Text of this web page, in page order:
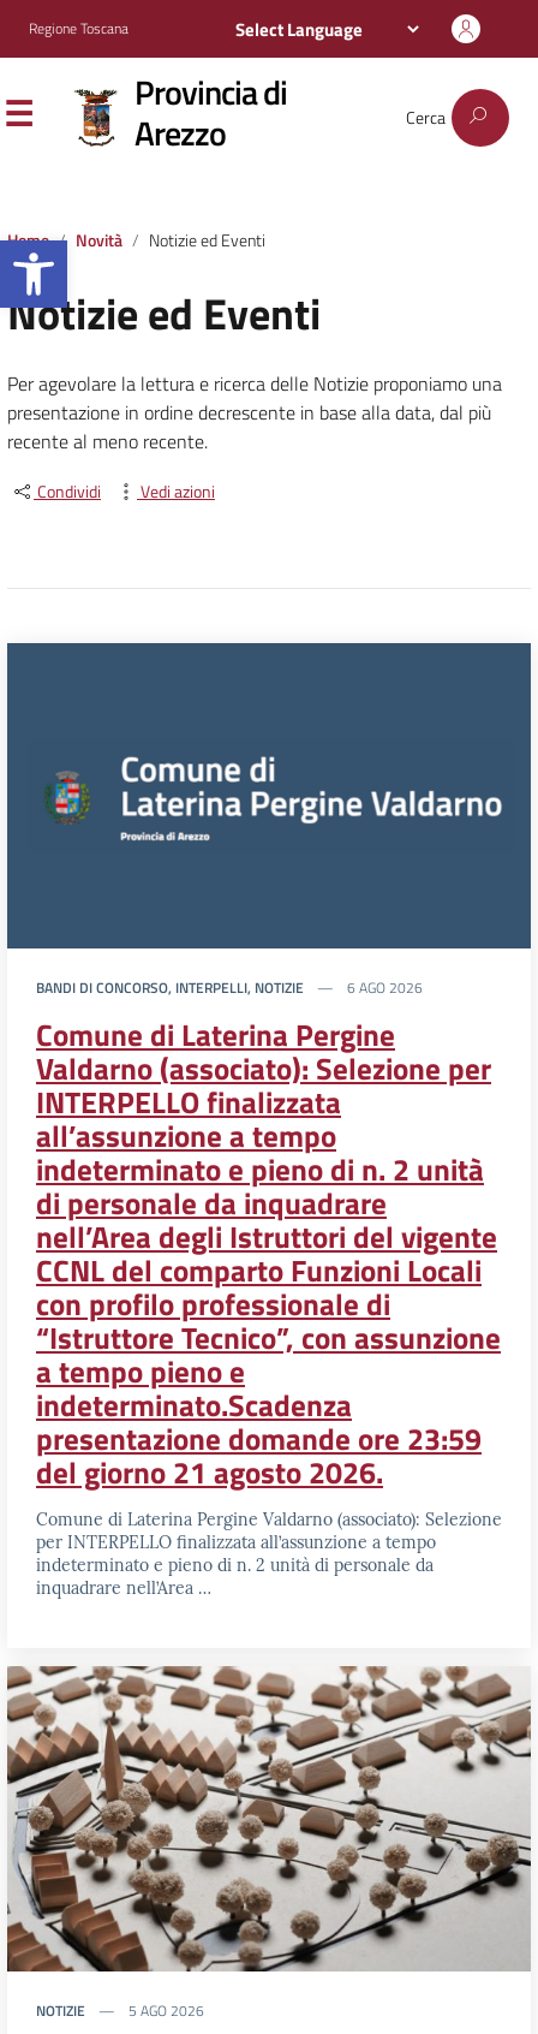
Apri la barra degli strumenti
Regione Toscana
Provincia di
Arezzo Cerca
Home Novità Notizie ed Eventi
Notizie ed Eventi
Per agevolare la lettura e ricerca delle Notizie proponiamo una
presentazione in ordine decrescente in base alla data, dal più
recente al meno recente.
Condividi Vedi azioni
BANDI DI CONCORSO, INTERPELLI, NOTIZIE 6 AGO 2026
Comune di Laterina Pergine
Valdarno (associato): Selezione per
INTERPELLO finalizzata
all’assunzione a tempo
indeterminato e pieno di n. 2 unità
di personale da inquadrare
nell’Area degli Istruttori del vigente
CCNL del comparto Funzioni Locali
con profilo professionale di
“Istruttore Tecnico”, con assunzione
a tempo pieno e
indeterminato.Scadenza
presentazione domande ore 23:59
del giorno 21 agosto 2026.
Comune di Laterina Pergine Valdarno (associato): Selezione
per INTERPELLO finalizzata all’assunzione a tempo
indeterminato e pieno di n. 2 unità di personale da
inquadrare nell’Area …
NOTIZIE 5 AGO 2026